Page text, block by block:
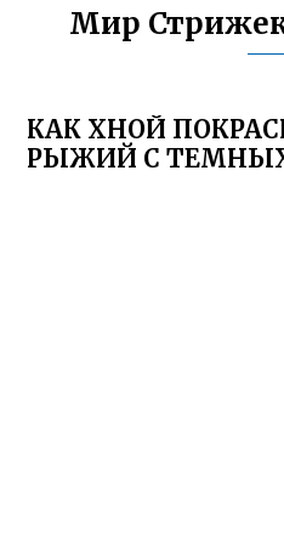
Мир
КАК ХНОЙ
РЫЖИЙ С ТЕМНЫХ